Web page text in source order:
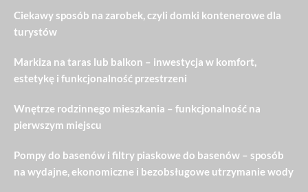
Ciekawy sposób na zarobek, czyli domki kontenerowe dla
turystów
Markiza na taras lub balkon – inwestycja w komfort,
estetykę i funkcjonalność przestrzeni
Wnętrze rodzinnego mieszkania – funkcjonalność na
pierwszym miejscu
Pompy do basenów i filtry piaskowe do basenów – sposób
na wydajne, ekonomiczne i bezobsługowe utrzymanie wody